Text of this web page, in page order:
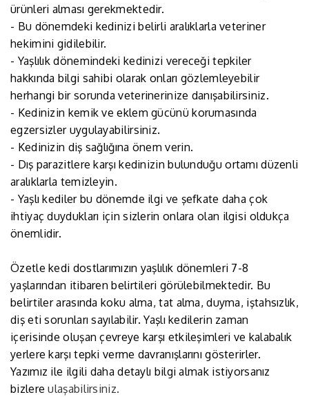
ürünleri alması gerekmektedir.
- Bu dönemdeki kedinizi belirli aralıklarla veteriner
hekimini gidilebilir.
- Yaşlılık dönemindeki kedinizi vereceği tepkiler
hakkında bilgi sahibi olarak onları gözlemleyebilir
herhangi bir sorunda veterinerinize danışabilirsiniz.
- Kedinizin kemik ve eklem gücünü korumasında
egzersizler uygulayabilirsiniz.
- Kedinizin diş sağlığına önem verin.
- Dış parazitlere karşı kedinizin bulunduğu ortamı düzenli
aralıklarla temizleyin.
- Yaşlı kediler bu dönemde ilgi ve şefkate daha çok
ihtiyaç duydukları için sizlerin onlara olan ilgisi oldukça
önemlidir.
Özetle kedi dostlarımızın yaşlılık dönemleri 7-8
yaşlarından itibaren belirtileri görülebilmektedir. Bu
belirtiler arasında koku alma, tat alma, duyma, iştahsızlık,
diş eti sorunları sayılabilir. Yaşlı kedilerin zaman
içerisinde oluşan çevreye karşı etkileşimleri ve kalabalık
yerlere karşı tepki verme davranışlarını gösterirler.
Yazımız ile ilgili daha detaylı bilgi almak istiyorsanız
bizlereulaşabilirsiniz.